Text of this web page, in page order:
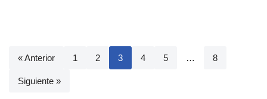
« Anterior 1 2 3 4 5 … 8
Siguiente »